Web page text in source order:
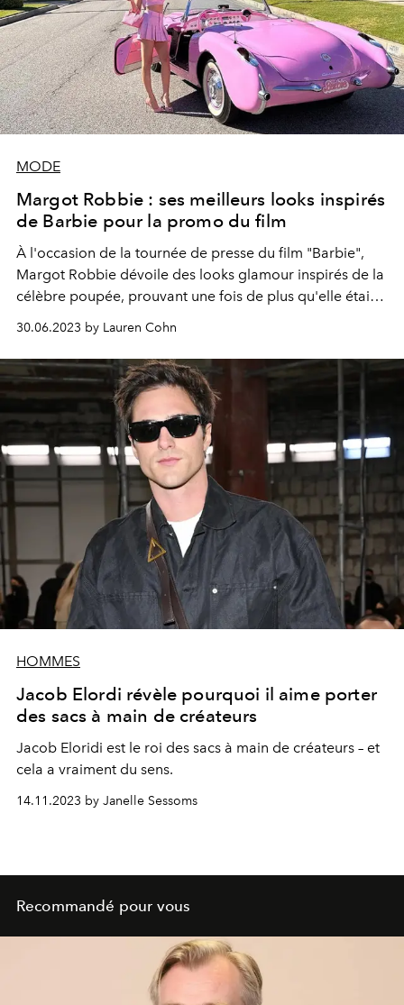
MODE
Margot Robbie : ses meilleurs looks inspirés
de Barbie pour la promo du film
À l'occasion de la tournée de presse du film "Barbie",
Margot Robbie dévoile des looks glamour inspirés de la
célèbre poupée, prouvant une fois de plus qu'elle était
la meilleure actrice pour l'incarner à l'écran.
30.06.2023 by Lauren Cohn
HOMMES
Jacob Elordi révèle pourquoi il aime porter
des sacs à main de créateurs
Jacob Eloridi est le roi des sacs à main de créateurs – et
cela a vraiment du sens.
14.11.2023 by Janelle Sessoms
Recommandé pour vous